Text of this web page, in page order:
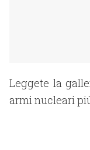
Leggete la
armi nucleari